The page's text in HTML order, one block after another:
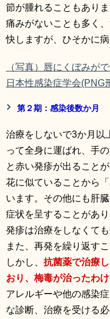
節が腫れることもありま
痛みがないことも多く
快しますが、ひそかに
（写真）唇にくぼみが
日本性感染症学会(PNG
第２期：感染後数か月
治療をしないで3か月以
って全身に運ばれ、手
と赤い発疹が出ること
花に似ていることから
います。その他にも肝
症状を呈することがあり
発疹は治療をしなくて
また、再発を繰り返す
しかし、 抗菌薬で治療
おり、梅毒が治ったわけ
アレルギーや他の感染
な診断、治療を受ける必